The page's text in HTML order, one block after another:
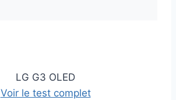
LG G3 OLED
Voir le test complet